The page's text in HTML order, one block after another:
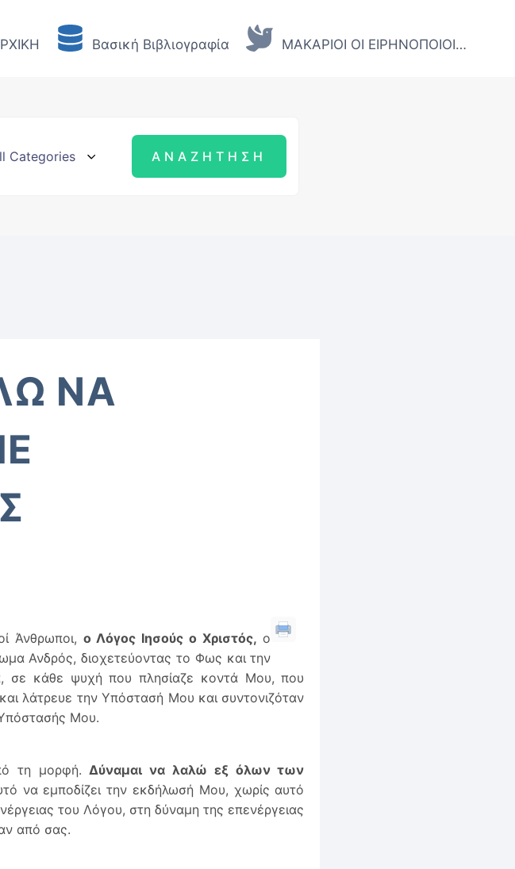
Βασική Βιβλιογραφία ΜΑΚΑΡΙΟΙ ΟΙ ΕΙΡΗΝΟΠΟΙΟΙ…
ΝΑ
Άνθρωποι, ο Λόγος Ιησούς ο Χριστός, ο
Ανδρός, διοχετεύοντας το Φως και την
σε κάθε ψυχή που πλησίαζε κοντά Μου, που
λάτρευε την Υπόστασή Μου και συντονιζόταν
Μου.
τη μορφή.Δύναμαι να λαλώ εξ όλων των
να εμποδίζει την εκδήλωσή Μου, χωρίς αυτό
του Λόγου, στη δύναμη της επενέργειας
από σας.